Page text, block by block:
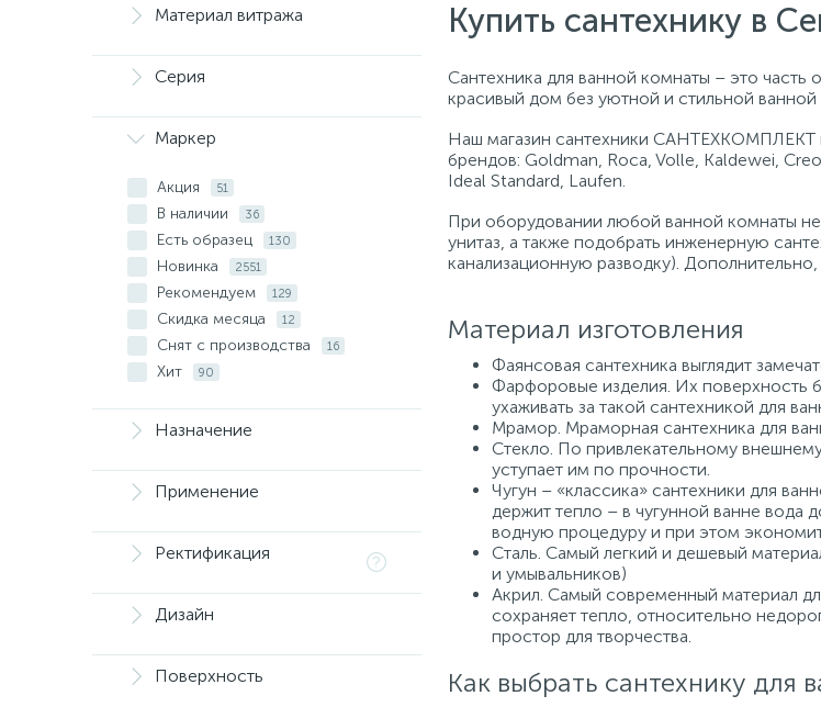
Материал витража
Серия
Маркер
Акция 51
В наличии 36
Есть образец 130
Новинка 2551
Рекомендуем 129
Скидка месяца 12
Снят с производства 16
Хит 90
Назначение
Применение
Ректификация
Дизайн
Поверхность
Купить сантехнику в
Сантехника для ванной комнаты – это часть
красивый дом без уютной и стильной ванной
Наш магазин сантехники САНТЕХКОМПЛЕКТ
брендов: Goldman, Roca, Volle, Kaldewei,
Ideal Standard, Laufen.
При оборудовании любой ванной комнаты
унитаз, а также подобрать инженерную
канализационную разводку).
Материал изготовления
Фаянсовая сантехника выглядит
Фарфоровые изделия. Их поверхность
ухаживать за такой сантехникой для
Мрамор. Мраморная сантехника для
Стекло. По привлекательному
уступает им по прочности.
Чугун – «классика» сантехники для
держит тепло – в чугунной ванне вода
водную процедуру и при этом
Сталь. Самый легкий и дешевый
и умывальников)
Акрил. Самый современный материал
сохраняет тепло, относительно
простор для творчества.
Как выбрать сантехнику для